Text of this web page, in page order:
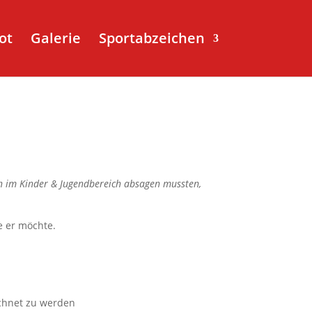
Galerie Sportabzeichen
Kinder & Jugendbereich absagen mussten,
er möchte.
zu werden